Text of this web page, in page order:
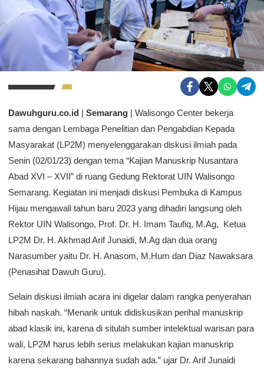
Dawuhguru.co.id | Semarang | Walisongo Center bekerja
sama dengan Lembaga Penelitian dan Pengabdian Kepada
Masyarakat (LP2M) menyelenggarakan diskusi ilmiah pada
Senin (02/01/23) dengan tema “Kajian Manuskrip Nusantara
Abad XVI – XVII” di ruang Gedung Rektorat UIN Walisongo
Semarang. Kegiatan ini menjadi diskusi Pembuka di Kampus
Hijau mengawali tahun baru 2023 yang dihadiri langsung oleh
Rektor UIN Walisongo, Prof. Dr. H. Imam Taufiq, M.Ag, Ketua
LP2M Dr. H. Akhmad Arif Junaidi, M.Ag dan dua orang
Narasumber yaitu Dr. H. Anasom, M.Hum dan Diaz Nawaksara
(Penasihat Dawuh Guru).
Selain diskusi ilmiah acara ini digelar dalam rangka penyerahan
hibah naskah. “Menarik untuk didiskusikan perihal manuskrip
abad klasik ini, karena di situlah sumber intelektual warisan para
wali, LP2M harus lebih serius melakukan kajian manuskrip
karena sekarang bahannya sudah ada.” ujar Dr. Arif Junaidi